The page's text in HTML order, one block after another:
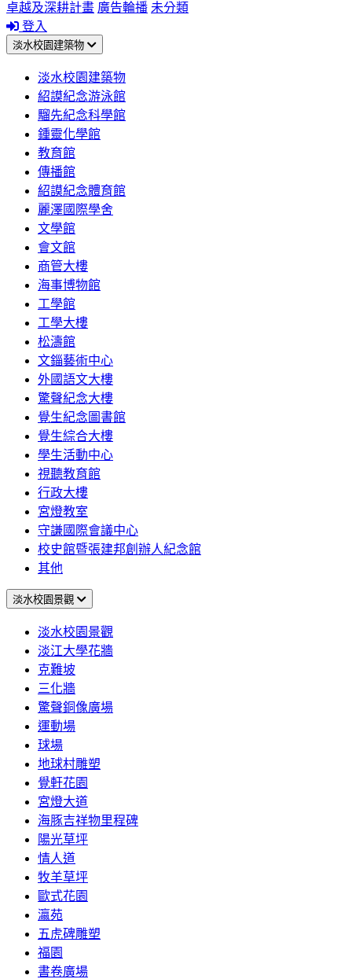
卓越及深耕計畫 廣告輪播 未分類
登入
淡水校園建築物
淡水校園建築物
紹謨紀念游泳館
騮先紀念科學館
鍾靈化學館
教育館
傳播館
紹謨紀念體育館
麗澤國際學舍
文學館
會文館
商管大樓
海事博物館
工學館
工學大樓
松濤館
文錙藝術中心
外國語文大樓
驚聲紀念大樓
覺生紀念圖書館
覺生綜合大樓
學生活動中心
視聽教育館
行政大樓
宮燈教室
守謙國際會議中心
校史館暨張建邦創辦人紀念館
其他
淡水校園景觀
淡水校園景觀
淡江大學花牆
克難坡
三化牆
驚聲銅像廣場
運動場
球場
地球村雕塑
覺軒花園
宮燈大道
海豚吉祥物里程碑
陽光草坪
情人道
牧羊草坪
歐式花園
瀛苑
五虎碑雕塑
福園
書卷廣場